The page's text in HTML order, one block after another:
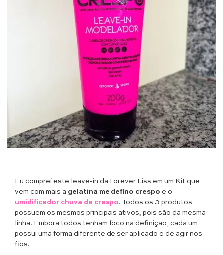
Eu comprei este leave-in da Forever Liss em um Kit que
vem com mais a gelatina me defino crespo e o
umidificador chuva de crespo. Todos os 3 produtos
possuem os mesmos principais ativos, pois são da mesma
linha. Embora todos tenham foco na definição, cada um
possui uma forma diferente de ser aplicado e de agir nos
fios.